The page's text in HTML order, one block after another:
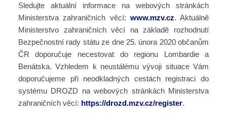
Sledujte aktuální informace na webových stránkách
Ministerstva zahraničních věcí: www.mzv.cz. Aktuálně
Ministerstvo zahraničních věcí na základě rozhodnutí
Bezpečnostní rady státu ze dne 25. února 2020 občanům
ČR doporučuje necestovat do regionu Lombardie a
Benátska. Vzhledem k neustálému vývoji situace Vám
doporučujeme při neodkladných cestách registraci do
systému DROZD na webových stránkách Ministerstva
zahraničních věcí: https://drozd.mzv.cz/register.